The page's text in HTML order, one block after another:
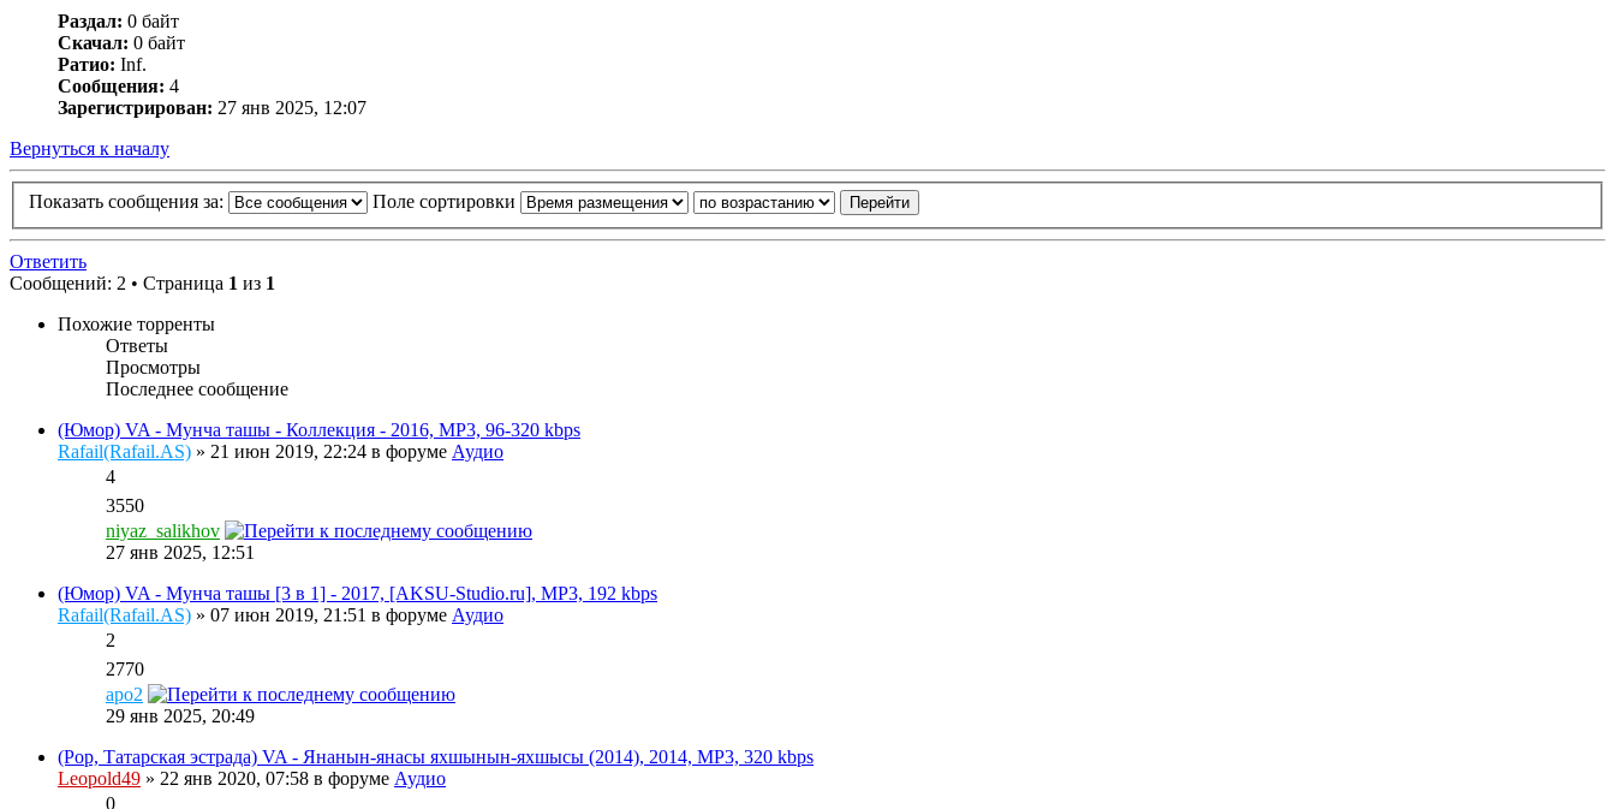
Раздал: 0 байт
Скачал: 0 байт
Ратио: Inf.
Сообщения: 4
Зарегистрирован: 27 янв 2025, 12:07
Вернуться к началу
Показать сообщения за: Поле сортировки
Ответить
Сообщений: 2 • Страница 1 из 1
Похожие торренты
Ответы
Просмотры
Последнее сообщение
(Юмор) VA - Мунча ташы - Коллекция - 2016, MP3, 96-320 kbps
Rafail(Rafail.AS) » 21 июн 2019, 22:24 в форуме Аудио
4
3550
niyaz_salikhov
27 янв 2025, 12:51
(Юмор) VA - Мунча ташы [3 в 1] - 2017, [AKSU-Studio.ru], MP3, 192 kbps
Rafail(Rafail.AS) » 07 июн 2019, 21:51 в форуме Аудио
2
2770
apo2
29 янв 2025, 20:49
(Pop, Татарская эстрада) VA - Янанын-янасы яхшынын-яхшысы (2014), 2014, MP3, 320 kbps
Leopold49 » 22 янв 2020, 07:58 в форуме Аудио
0